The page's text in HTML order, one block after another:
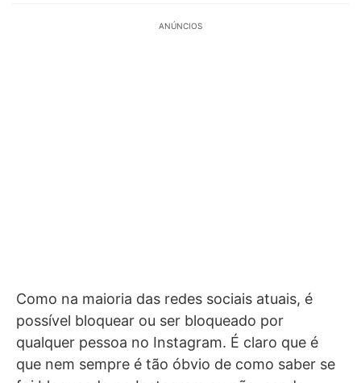
ANÚNCIOS
Como na maioria das redes sociais atuais, é
possível bloquear ou ser bloqueado por
qualquer pessoa no Instagram. É claro que é
que nem sempre é tão óbvio de como saber se